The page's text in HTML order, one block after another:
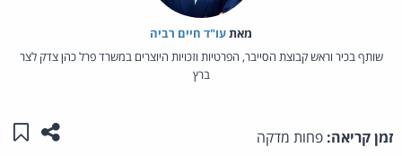
מאת‏עו"ד חיים רביה
שותף בכיר וראש קבוצת הסייבר, הפרטיות וזכויות היוצרים במשרד פרל כהן צדק לצר
ברץ
זמן קריאה: פחות מדקה שתפו